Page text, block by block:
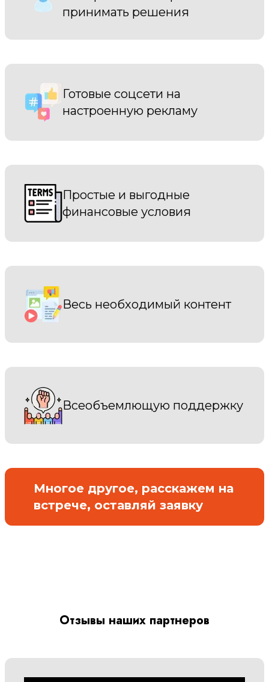
принимать решения
Готовые соцсети на
настроенную рекламу
Простые и выгодные
финансовые условия
Весь необходимый контент
Всеобъемлющую поддержку
Многое другое, расскажем на
встрече, оставляй заявку
Отзывы наших партнеров